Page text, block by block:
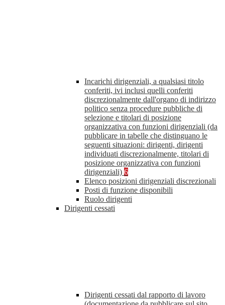
Incarichi dirigenziali, a qualsiasi titolo
conferiti, ivi inclusi quelli conferiti
discrezionalmente dall'organo di indirizzo
politico senza procedure pubbliche di
selezione e titolari di posizione
organizzativa con funzioni dirigenziali (da
pubblicare in tabelle che distinguano le
seguenti situazioni: dirigenti, dirigenti
individuati discrezionalmente, titolari di
posizione organizzativa con funzioni
dirigenziali) 6
Elenco posizioni dirigenziali discrezionali
Posti di funzione disponibili
Ruolo dirigenti
Dirigenti cessati
Dirigenti cessati dal rapporto di lavoro